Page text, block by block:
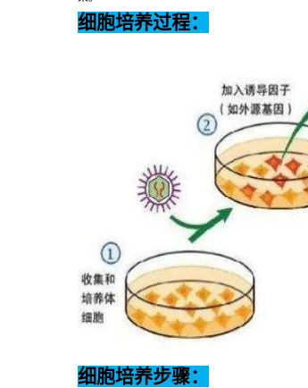
细胞培养过程：
细胞培养步骤：